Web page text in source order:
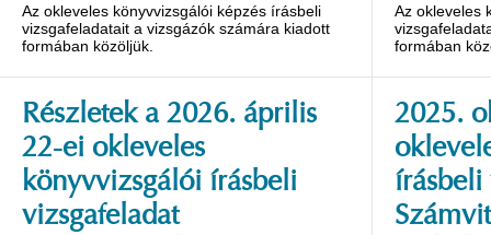
Az okleveles könyvvizsgálói képzés írásbeli
vizsgafeladatait a vizsgázók számára kiadott
formában közöljük.
Az okleveles
formában
Részletek a 2026. április
22-ei okleveles
könyvvizsgálói írásbeli
vizsgafeladat
2025.
írásbeli